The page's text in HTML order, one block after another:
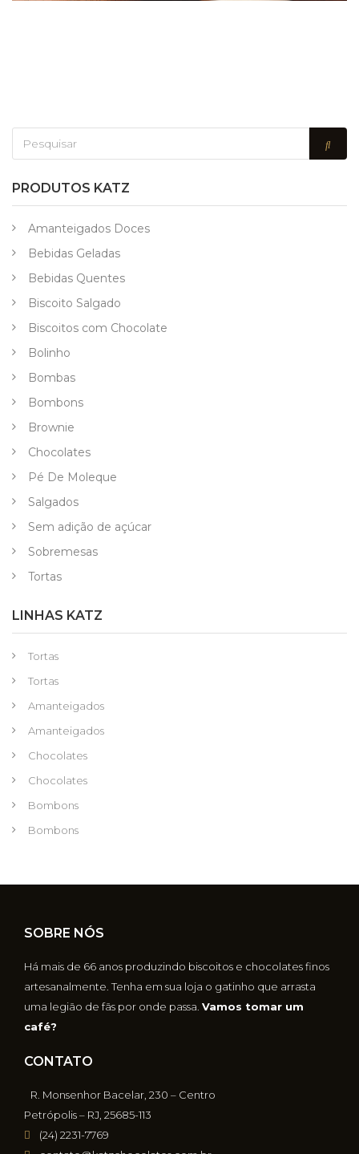
PRODUTOS KATZ
Amanteigados Doces
Bebidas Geladas
Bebidas Quentes
Biscoito Salgado
Biscoitos com Chocolate
Bolinho
Bombas
Bombons
Brownie
Chocolates
Pé De Moleque
Salgados
Sem adição de açúcar
Sobremesas
Tortas
LINHAS KATZ
Tortas
Tortas
Amanteigados
Amanteigados
Chocolates
Chocolates
Bombons
Bombons
SOBRE NÓS
Há mais de 66 anos produzindo biscoitos e chocolates finos
artesanalmente. Tenha em sua loja o gatinho que arrasta
uma legião de fãs por onde passa. Vamos tomar um
café?
CONTATO
R. Monsenhor Bacelar, 230 – Centro
Petrópolis – RJ, 25685-113
(24) 2231-7769